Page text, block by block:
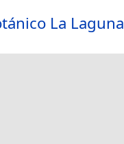
La Laguna